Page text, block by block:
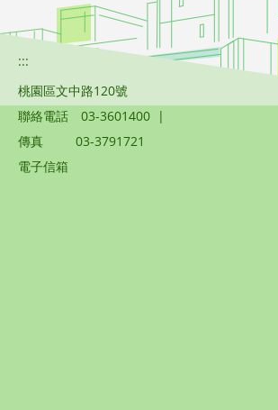
:::
桃園區文中路120號
聯絡電話
03-3601400 |
傳真
03-3791721
電子信箱